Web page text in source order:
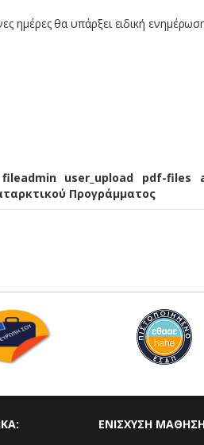
ημέρες θα υπάρξει ειδική
user_upload pdf-files
Προγράμματος
ΕΝΙΣΧΥΣΗ